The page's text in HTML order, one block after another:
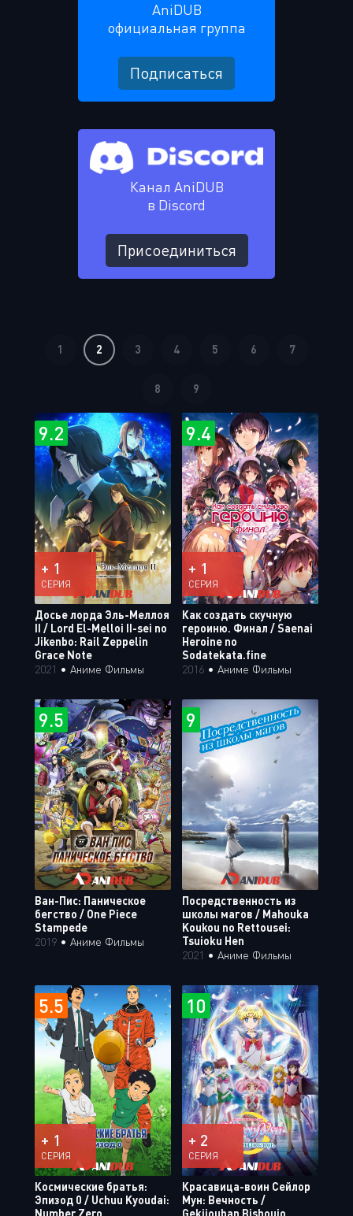
AniDUB
официальная группа
Подписаться
Канал AniDUB
в Discord
Присоединиться
1 2 3 4 5 6 7
8 9
9.2
+ 1
СЕРИЯ
Досье лорда Эль-Меллоя
II / Lord El-Melloi II-sei no
Jikenbo: Rail Zeppelin
Grace Note
2021 • Аниме Фильмы
9.4
+ 1
СЕРИЯ
Как создать скучную
героиню. Финал / Saenai
Heroine no
Sodatekata.fine
2016 • Аниме Фильмы
9.5
Ван-Пис: Паническое
бегство / One Piece
Stampede
2019 • Аниме Фильмы
9
Посредственность из
школы магов / Mahouka
Koukou no Rettousei:
Tsuioku Hen
2021 • Аниме Фильмы
5.5
+ 1
СЕРИЯ
Космические братья:
Эпизод 0 / Uchuu Kyoudai:
Number Zero
10
+ 2
СЕРИЯ
Красавица-воин Сейлор
Мун: Вечность /
Gekijouban Bishoujo